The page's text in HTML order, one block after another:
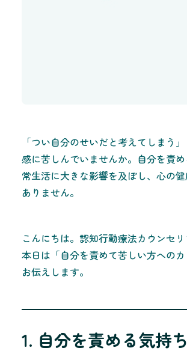
「つい自分のせいだと考えてしま
感に苦しんでいませんか。自分を責
常生活に大きな影響を及ぼし、心の
ありません。
こんにちは。認知行動療法カウンセ
本日は「自分を責めて苦しい方への
お伝えします。
1. 自分を責める気持